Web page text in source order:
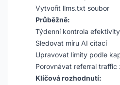
Vytvořit llms.txt soubor
Průběžně:
Týdenní kontrola
Sledovat míru AI citací
Upravovat limity podle
Porovnávat referral traffic
Klíčová rozhodnutí: